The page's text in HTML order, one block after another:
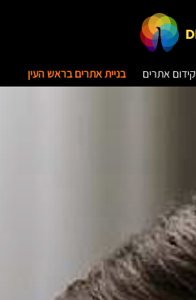
קידום אתרים בניית אתרים בראש העין